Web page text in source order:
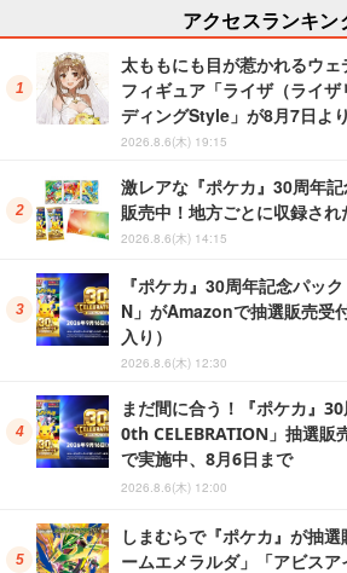
アクセスランキン
太ももにも目が惹かれるウェ
フィギュア「ライザ（ライザ
ディングStyle」が8月7日よ
2026.8.6(木) 19:15
激レアな『ポケカ』30周年
販売中！地方ごとに収録さ
2026.8.6(木) 14:15
『ポケカ』30周年記念パッ
N」がAmazonで抽選販売受
入り）
2026.8.6(木) 12:30
まだ間に合う！『ポケカ』
0th CELEBRATION」抽選販
で実施中、8月6日まで
2026.8.6(木) 12:00
しまむらで『ポケカ』が抽
ームエメラルダ」「アビス